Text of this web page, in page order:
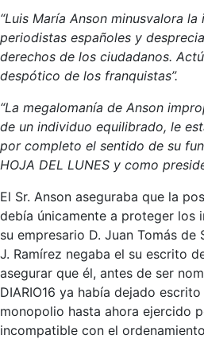
“Luis María Anson minusvalora
periodistas españoles y
derechos de los ciudadanos.
despótico de los franquistas”.
“La megalomanía de Anson
de un individuo equilibrado, le
por completo el sentido de su
HOJA DEL LUNES y como
El Sr. Anson aseguraba que la
debía únicamente a proteger los
su empresario D. Juan Tomás de
J. Ramírez negaba el su escrito
asegurar que él, antes de ser
DIARIO16 ya había dejado
monopolio hasta ahora ejercido
incompatible con el